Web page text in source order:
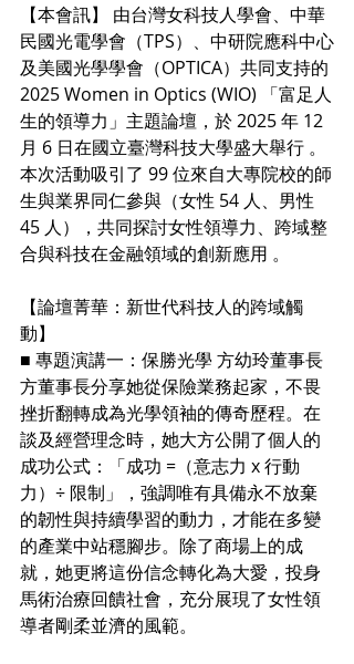
【本會訊】 由台灣女科技人學會、中華
民國光電學會（TPS）、中研院應科中心
及美國光學學會（OPTICA）共同支持的
2025 Women in Optics (WIO) 「富足人
生的領導力」主題論壇，於 2025 年 12
月 6 日在國立臺灣科技大學盛大舉行 。
本次活動吸引了 99 位來自大專院校的師
生與業界同仁參與（女性 54 人、男性
45 人），共同探討女性領導力、跨域整
合與科技在金融領域的創新應用 。
【論壇菁華：新世代科技人的跨域觸
動】
■ 專題演講一：保勝光學 方幼玲董事長
方董事長分享她從保險業務起家，不畏
挫折翻轉成為光學領袖的傳奇歷程。在
談及經營理念時，她大方公開了個人的
成功公式：「成功 =（意志力 x 行動
力）÷ 限制」，強調唯有具備永不放棄
的韌性與持續學習的動力，才能在多變
的產業中站穩腳步。除了商場上的成
就，她更將這份信念轉化為大愛，投身
馬術治療回饋社會，充分展現了女性領
導者剛柔並濟的風範。